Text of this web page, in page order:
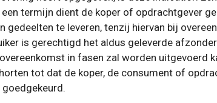
termijn dient de koper of opdrachtgever
gedeelten te leveren, tenzij hiervan bij
is gerechtigd het aldus geleverde
in fasen zal worden uitgevoerd
tot dat de koper, de consument of